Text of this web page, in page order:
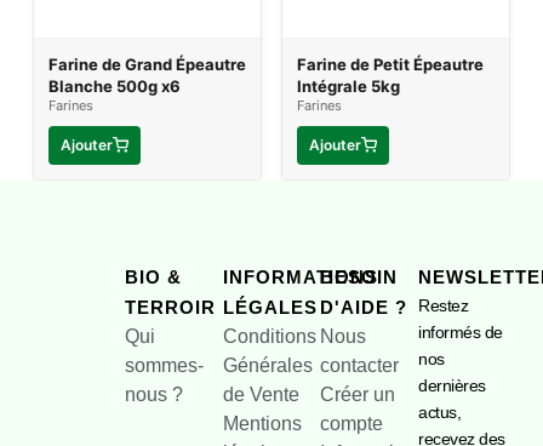
Farine de Grand Épeautre
Blanche 500g x6
Farines
Ajouter
Farine de Petit Épeautre
Intégrale 5kg
Farines
Ajouter
BIO &
TERROIR
Qui
sommes-
nous ?
INFORMATIONS
LÉGALES
Conditions
Générales
de Vente
Mentions
BESOIN
D'AIDE ?
Nous
contacter
Créer un
compte
Restez
informés de
nos
dernières
actus,
recevez des